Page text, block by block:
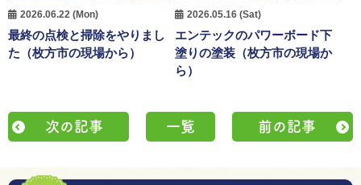
2026.06.22 (Mon)
最終の点検と掃除をやりまし
た（枚方市の現場から）
2026.05.16 (Sat)
エンテックのパワーボード下
塗りの塗装（枚方市の現場か
ら）
次の記事 一覧 前の記事